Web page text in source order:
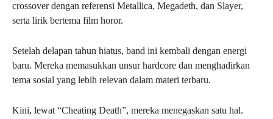
crossover dengan referensi Metallica, Megadeth, dan Slayer,
serta lirik bertema film horor.
Setelah delapan tahun hiatus, band ini kembali dengan energi
baru. Mereka memasukkan unsur hardcore dan menghadirkan
tema sosial yang lebih relevan dalam materi terbaru.
Kini, lewat “Cheating Death”, mereka menegaskan satu hal.